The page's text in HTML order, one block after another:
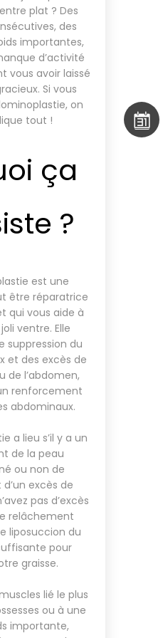
plat ? Des
des
importantes,
d’activité
vous avoir laissé
Si vous
on
tout !
ça
?
est une
être réparatrice
qui vous aide à
ventre. Elle
suppression du
et des excès de
de l’abdomen,
renforcement
abdominaux.
a lieu s’il y a un
de la peau
ou non de
excès de
pas d’excès
relâchement
liposuccion du
pour
graisse.
lié le plus
ou à une
importante,